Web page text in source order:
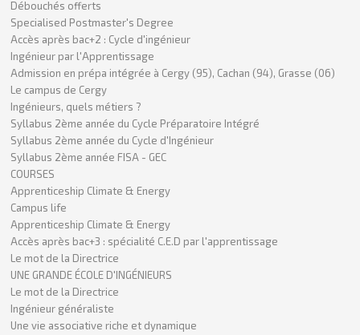
Débouchés offerts
Specialised Postmaster's Degree
Accès après bac+2 : Cycle d'ingénieur
Ingénieur par l'Apprentissage
Admission en prépa intégrée à Cergy (95), Cachan (94), Grasse (06)
Le campus de Cergy
Ingénieurs, quels métiers ?
Syllabus 2ème année du Cycle Préparatoire Intégré
Syllabus 2ème année du Cycle d'Ingénieur
Syllabus 2ème année FISA - GEC
COURSES
Apprenticeship Climate & Energy
Campus life
Apprenticeship Climate & Energy
Accès après bac+3 : spécialité C.E.D par l'apprentissage
Le mot de la Directrice
UNE GRANDE ÉCOLE D'INGÉNIEURS
Le mot de la Directrice
Ingénieur généraliste
Une vie associative riche et dynamique